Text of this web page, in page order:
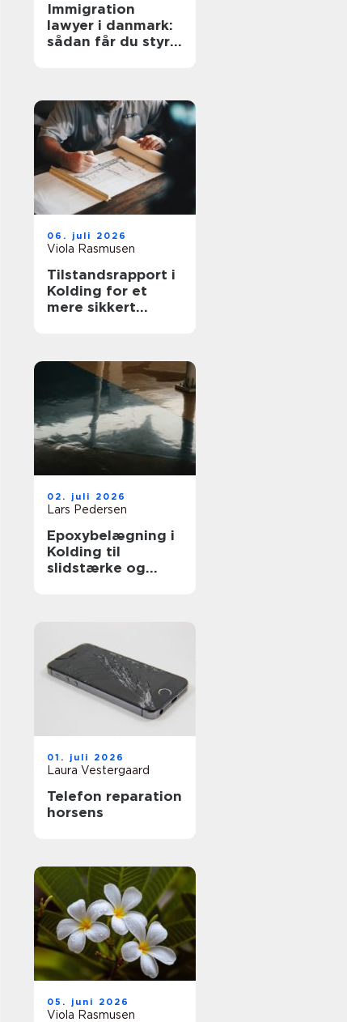
Immigration
lawyer i danmark:
sådan får du styr
06. juli 2026
Viola Rasmusen
Tilstandsrapport i
Kolding for et
mere sikkert
02. juli 2026
Lars Pedersen
Epoxybelægning i
Kolding til
slidstærke og
01. juli 2026
Laura Vestergaard
Telefon reparation
horsens
05. juni 2026
Viola Rasmusen